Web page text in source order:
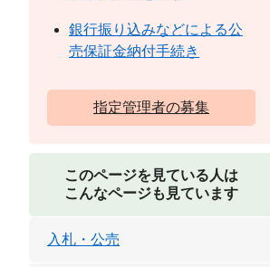
銀行振り込みなどによる公
売保証金納付手続き
指定管理者の募集
このページを見ている人は
こんなページも見ています
入札・公売